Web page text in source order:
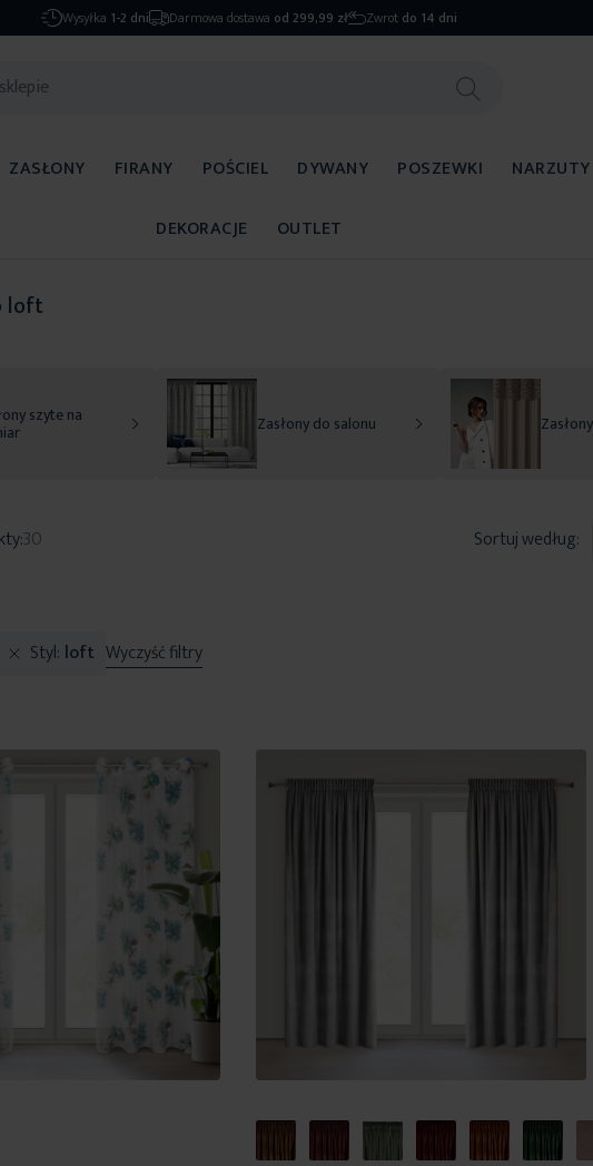
Wysyłka 1-2 dni Darmowa dostawa od 299,99 zł Zwrot do 14 dni
ZASŁONY FIRANY POŚCIEL DYWANY POSZEWKI NARZUTY
DEKORACJE
OUTLET
loft
szyte na Zasłony do salonu
30 Sortuj według:
Styl loft Wyczyść filtry